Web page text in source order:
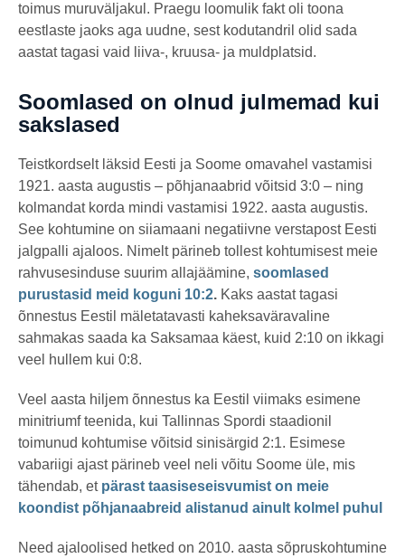
toimus muruväljakul. Praegu loomulik fakt oli toona
eestlaste jaoks aga uudne, sest kodutandril olid sada
aastat tagasi vaid liiva-, kruusa- ja muldplatsid.
Soomlased on olnud julmemad kui
sakslased
Teistkordselt läksid Eesti ja Soome omavahel vastamisi
1921. aasta augustis – põhjanaabrid võitsid 3:0 – ning
kolmandat korda mindi vastamisi 1922. aasta augustis.
See kohtumine on siiamaani negatiivne verstapost Eesti
jalgpalli ajaloos. Nimelt pärineb tollest kohtumisest meie
rahvusesinduse suurim allajäämine, soomlased
purustasid meid koguni 10:2. Kaks aastat tagasi
õnnestus Eestil mäletatavasti kaheksaväravaline
sahmakas saada ka Saksamaa käest, kuid 2:10 on ikkagi
veel hullem kui 0:8.
Veel aasta hiljem õnnestus ka Eestil viimaks esimene
minitriumf teenida, kui Tallinnas Spordi staadionil
toimunud kohtumise võitsid sinisärgid 2:1. Esimese
vabariigi ajast pärineb veel neli võitu Soome üle, mis
tähendab, et pärast taasiseseisvumist on meie
koondist põhjanaabreid alistanud ainult kolmel puhul
Need ajaloolised hetked on 2010. aasta sõpruskohtumine